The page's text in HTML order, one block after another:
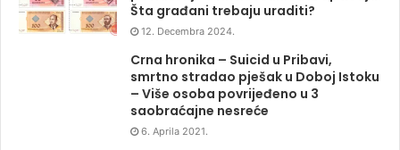
Šta građani trebaju uraditi?
12. Decembra 2024.
Crna hronika – Suicid u Pribavi,
smrtno stradao pješak u Doboj Istoku
– Više osoba povrijeđeno u 3
saobraćajne nesreće
6. Aprila 2021.